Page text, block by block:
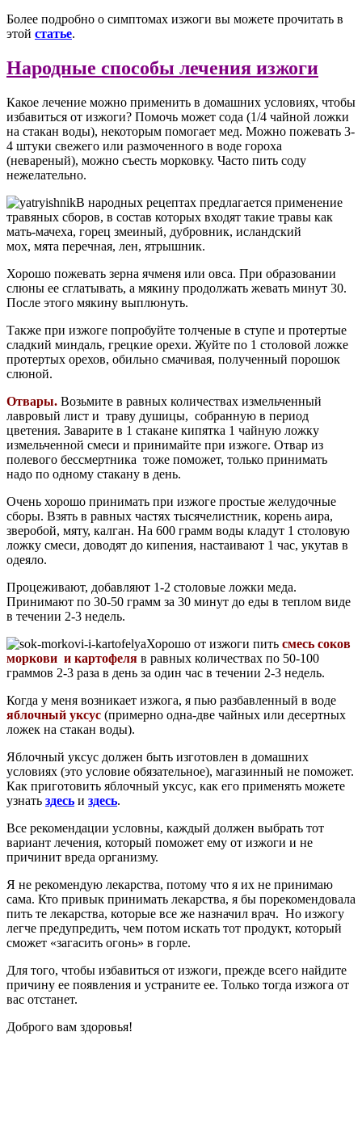
Более подробно о симптомах изжоги вы можете прочитать в
этой статье.
Народные способы лечения изжоги
Какое лечение можно применить в домашних условиях, чтобы
избавиться от изжоги? Помочь может сода (1/4 чайной ложки
на стакан воды), некоторым помогает мед. Можно пожевать 3-
4 штуки свежего или размоченного в воде гороха
(невареный), можно съесть морковку. Часто пить соду
нежелательно.
В народных рецептах предлагается применение
травяных сборов, в состав которых входят такие травы как
мать-мачеха, горец змеиный, дубровник, исландский
мох, мята перечная, лен, ятрышник.
Хорошо пожевать зерна ячменя или овса. При образовании
слюны ее сглатывать, а мякину продолжать жевать минут 30.
После этого мякину выплюнуть.
Также при изжоге попробуйте толченые в ступе и протертые
сладкий миндаль, грецкие орехи. Жуйте по 1 столовой ложке
протертых орехов, обильно смачивая, полученный порошок
слюной.
Отвары. Возьмите в равных количествах измельченный
лавровый лист и траву душицы, собранную в период
цветения. Заварите в 1 стакане кипятка 1 чайную ложку
измельченной смеси и принимайте при изжоге. Отвар из
полевого бессмертника тоже поможет, только принимать
надо по одному стакану в день.
Очень хорошо принимать при изжоге простые желудочные
сборы. Взять в равных частях тысячелистник, корень аира,
зверобой, мяту, калган. На 600 грамм воды кладут 1 столовую
ложку смеси, доводят до кипения, настаивают 1 час, укутав в
одеяло.
Процеживают, добавляют 1-2 столовые ложки меда.
Принимают по 30-50 грамм за 30 минут до еды в теплом виде
в течении 2-3 недель.
Хорошо от изжоги пить смесь соков
моркови и картофеля в равных количествах по 50-100
граммов 2-3 раза в день за один час в течении 2-3 недель.
Когда у меня возникает изжога, я пью разбавленный в воде
яблочный уксус (примерно одна-две чайных или десертных
ложек на стакан воды).
Яблочный уксус должен быть изготовлен в домашних
условиях (это условие обязательное), магазинный не поможет.
Как приготовить яблочный уксус, как его применять можете
узнать здесь и здесь.
Все рекомендации условны, каждый должен выбрать тот
вариант лечения, который поможет ему от изжоги и не
причинит вреда организму.
Я не рекомендую лекарства, потому что я их не принимаю
сама. Кто привык принимать лекарства, я бы порекомендовала
пить те лекарства, которые все же назначил врач. Но изжогу
легче предупредить, чем потом искать тот продукт, который
сможет «загасить огонь» в горле.
Для того, чтобы избавиться от изжоги, прежде всего найдите
причину ее появления и устраните ее. Только тогда изжога от
вас отстанет.
Доброго вам здоровья!